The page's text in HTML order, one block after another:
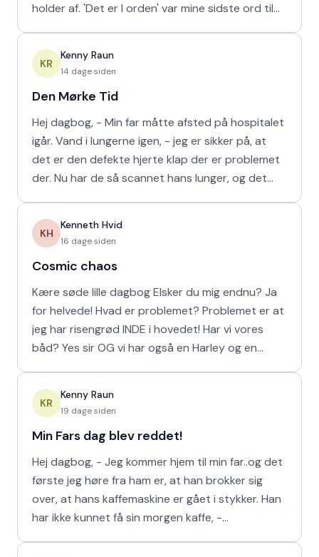
holder af. 'Det er I orden' var mine sidste ord til
KR
Kenny Raun
14 dage siden
Den Mørke Tid
Hej dagbog, - Min far måtte afsted på hospitalet
igår. Vand i lungerne igen, - jeg er sikker på, at
det er den defekte hjerte klap der er problemet
der. Nu har de så scannet hans lunger, og det
KH
Kenneth Hvid
16 dage siden
Cosmic chaos
Kære søde lille dagbog Elsker du mig endnu? Ja
for helvede! Hvad er problemet? Problemet er at
jeg har risengrød INDE i hovedet! Har vi vores
båd? Yes sir OG vi har også en Harley og en
KR
Kenny Raun
19 dage siden
Min Fars dag blev reddet!
Hej dagbog, - Jeg kommer hjem til min far..og det
første jeg høre fra ham er, at han brokker sig
over, at hans kaffemaskine er gået i stykker. Han
har ikke kunnet få sin morgen kaffe, -